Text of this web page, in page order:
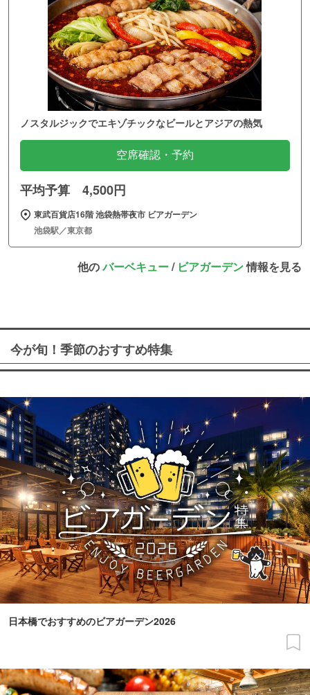
ノスタルジックでエキゾチックなビールとアジアの熱気
空席確認・予約
平均予算 4,500円
東武百貨店16階 池袋熱帯夜市 ビアガーデン
池袋駅／東京都
他のバーベキュー/ ビアガーデン情報を見る
今が旬！季節のおすすめ特集
日本橋でおすすめのビアガーデン2026